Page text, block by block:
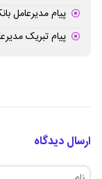
پیام مدیرعامل
پیام تبریک
ارسال دیدگاه